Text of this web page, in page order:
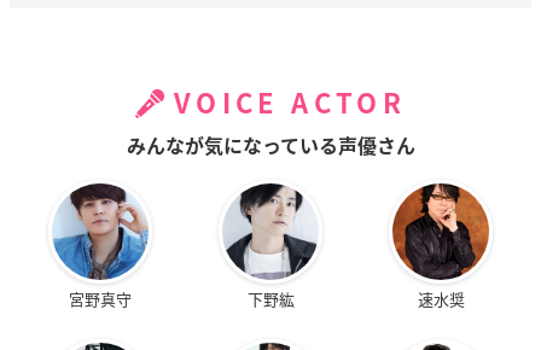
VOICE ACTOR
みんなが気になっている声優さん
宮野真守 下野紘 速水奨